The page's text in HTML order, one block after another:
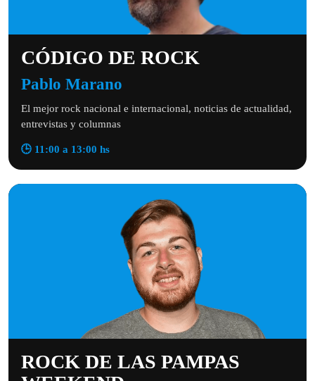
CÓDIGO DE ROCK
Pablo Marano
El mejor rock nacional e internacional, noticias de actualidad,
entrevistas y columnas
🕒 11:00 a 13:00 hs
ROCK DE LAS PAMPAS